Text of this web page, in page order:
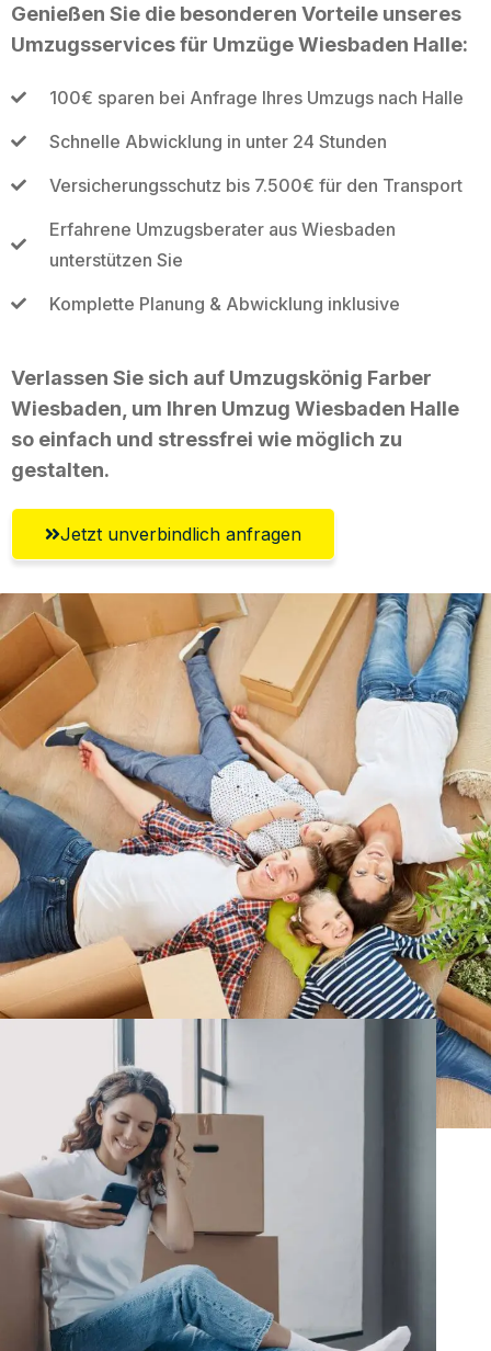
Genießen Sie die besonderen Vorteile unseres
Umzugsservices für Umzüge Wiesbaden Halle:
100€ sparen bei Anfrage Ihres Umzugs nach Halle
Schnelle Abwicklung in unter 24 Stunden
Versicherungsschutz bis 7.500€ für den Transport
Erfahrene Umzugsberater aus Wiesbaden
unterstützen Sie
Komplette Planung & Abwicklung inklusive
Verlassen Sie sich auf Umzugskönig Farber
Wiesbaden, um Ihren Umzug Wiesbaden Halle
so einfach und stressfrei wie möglich zu
gestalten.
Jetzt unverbindlich anfragen